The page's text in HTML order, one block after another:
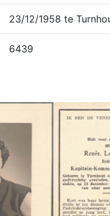
23/12/1958 te
6439